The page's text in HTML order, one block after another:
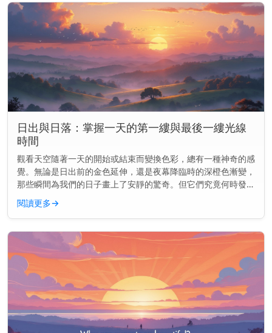
日出與日落：掌握一天的第一縷與最後一縷光線
時間
觀看天空隨著一天的開始或結束而變換色彩，總有一種神奇的感
覺。無論是日出前的金色延伸，還是夜幕降臨時的深橙色漸變，
那些瞬間為我們的日子畫上了安靜的驚奇。但它們究竟何時發生
——以及為何會改變？ 主要見解： 日出和日落並非每天都在同
一時間發生。它...
閱讀更多→